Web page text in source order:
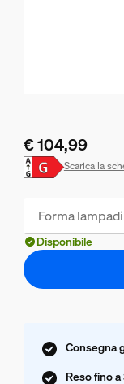
Il prezzo attuale
€ 104,99
Scarica la
Forma
Disponibile
Consegna
Reso fino